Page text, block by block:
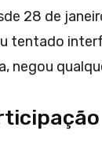
28 de
tentado
negou